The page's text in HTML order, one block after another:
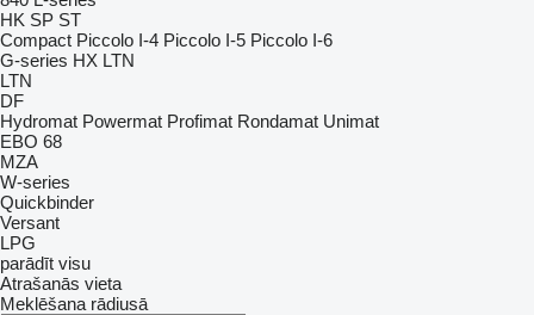
HK SP ST
Compact Piccolo I-4 Piccolo I-5 Piccolo I-6
G-series HX LTN
LTN
DF
Hydromat Powermat Profimat Rondamat Unimat
EBO 68
MZA
W-series
Quickbinder
Versant
LPG
parādīt visu
Atrašanās vieta
Meklēšana rādiusā